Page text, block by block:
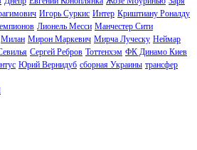
Игорь Суркис Интер Криштиану Роналду
Лионель Месси Манчестер Сити
Милан Мирон Маркевич Мирча Луческу Неймар
Сергей Ребров Тоттенхэм ФК Динамо Киев
Юрий Вернидуб сборная Украины трансфер